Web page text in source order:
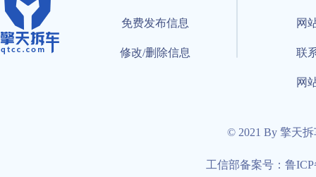
免费发布信息
修改/删除信息
网
联
网
© 2021 By 擎天
工信部备案号：鲁